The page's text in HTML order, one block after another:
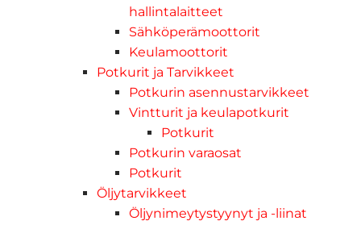
hallintalaitteet
Sähköperämoottorit
Keulamoottorit
Potkurit ja Tarvikkeet
Potkurin asennustarvikkeet
Vintturit ja keulapotkurit
Potkurit
Potkurin varaosat
Potkurit
Öljytarvikkeet
Öljynimeytystyynyt ja -liinat